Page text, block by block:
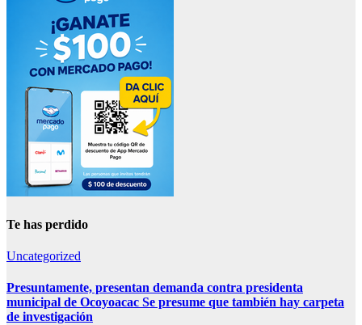
Te has perdido
Uncategorized
Presuntamente, presentan demanda contra presidenta
municipal de Ocoyoacac Se presume que también hay carpeta
de investigación